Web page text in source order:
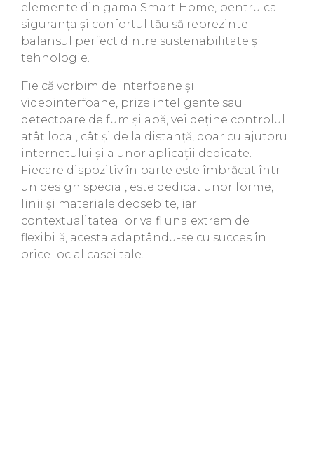
elemente din gama Smart Home, pentru ca
siguranța și confortul tău să reprezinte
balansul perfect dintre sustenabilitate și
tehnologie.
Fie că vorbim de interfoane și
videointerfoane, prize inteligente sau
detectoare de fum și apă, vei deține controlul
atât local, cât și de la distanță, doar cu ajutorul
internetului și a unor aplicații dedicate.
Fiecare dispozitiv în parte este îmbrăcat într-
un design special, este dedicat unor forme,
linii și materiale deosebite, iar
contextualitatea lor va fi una extrem de
flexibilă, acesta adaptându-se cu succes în
orice loc al casei tale.